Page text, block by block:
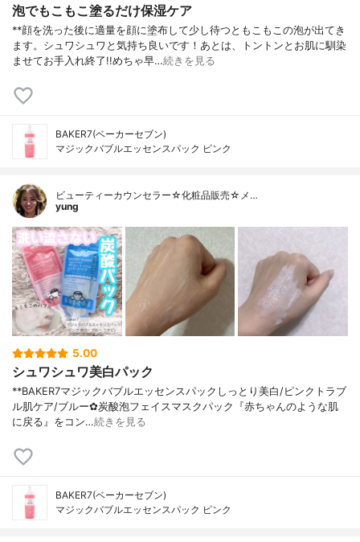
泡でもこもこ塗るだけ保湿ケア
**顔を洗った後に適量を顔に塗布して少し待つともこもこの泡が出てき
ます。シュワシュワと気持ち良いです！あとは、トントンとお肌に馴染
ませてお手入れ終了!!めちゃ早…続きを見る
BAKER7(ベーカーセブン)
マジックバブルエッセンスパック ピンク
ビューティーカウンセラー☆化粧品販売☆メ…
yung
5.00
シュワシュワ美白パック
**BAKER7マジックバブルエッセンスパック⁡しっとり美白/ピンクトラブ
ル肌ケア/ブルー⁡⁡✿炭酸泡フェイスマスクパック⁡⁡『赤ちゃんのような肌
に戻る』をコン…続きを見る
BAKER7(ベーカーセブン)
マジックバブルエッセンスパック ピンク